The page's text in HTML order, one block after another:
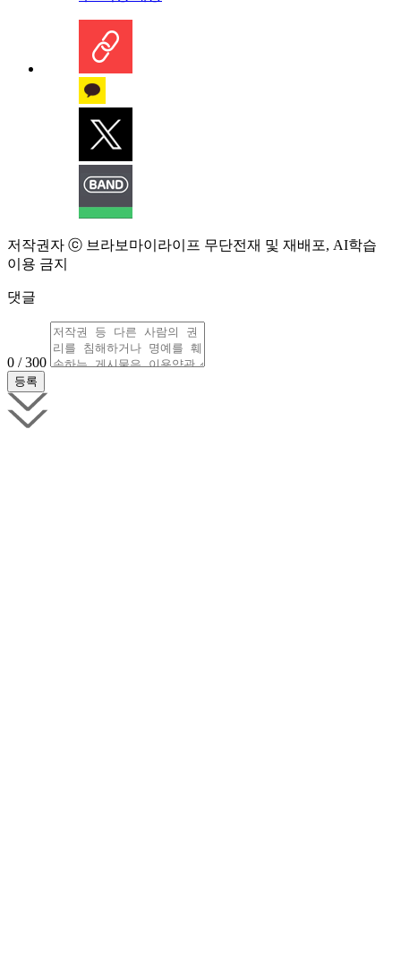
저작권자 ⓒ 브라보마이라이프 무단전재 및 재배포, AI학습
이용 금지
댓글
0 / 300